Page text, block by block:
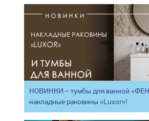
НОВИНКИ – тумбы для ванной
накладные раковины «Luxor»!